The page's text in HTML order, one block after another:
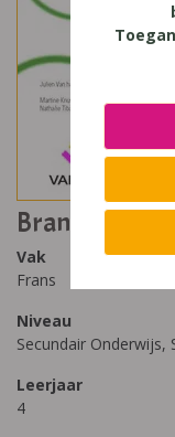
Branché 4
Vak
Frans
Niveau
Secundair Onderwijs,
Leerjaar
4